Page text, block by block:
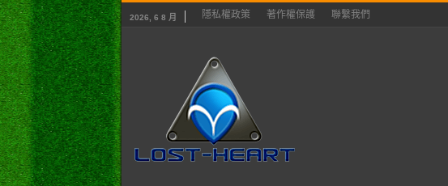
2026, 6 8 月 隱私權政策 著作權保護 聯繫我們